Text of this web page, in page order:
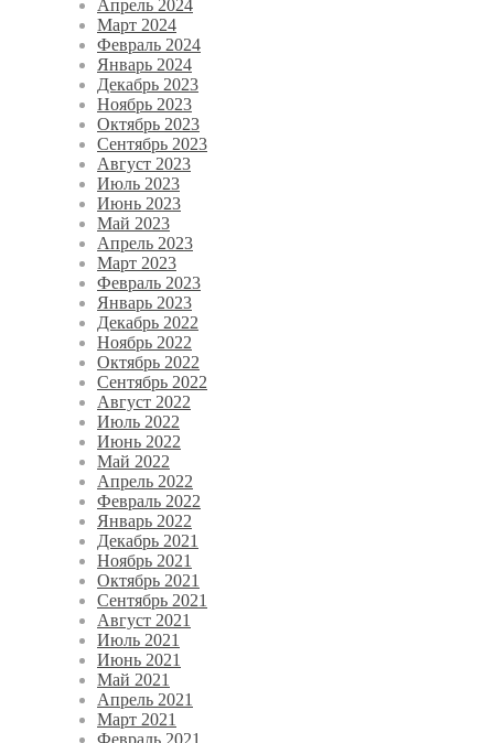
Апрель 2024
Март 2024
Февраль 2024
Январь 2024
Декабрь 2023
Ноябрь 2023
Октябрь 2023
Сентябрь 2023
Август 2023
Июль 2023
Июнь 2023
Май 2023
Апрель 2023
Март 2023
Февраль 2023
Январь 2023
Декабрь 2022
Ноябрь 2022
Октябрь 2022
Сентябрь 2022
Август 2022
Июль 2022
Июнь 2022
Май 2022
Апрель 2022
Февраль 2022
Январь 2022
Декабрь 2021
Ноябрь 2021
Октябрь 2021
Сентябрь 2021
Август 2021
Июль 2021
Июнь 2021
Май 2021
Апрель 2021
Март 2021
Февраль 2021